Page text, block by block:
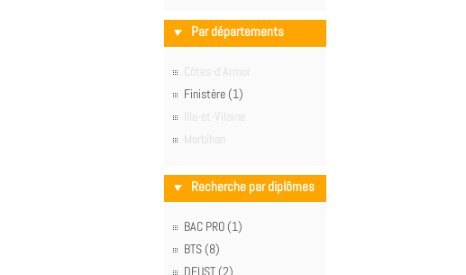
Par départements
Côtes-d'Armor
Finistère (1)
Ille-et-Vilaine
Morbihan
Recherche par diplômes
BAC PRO (1)
BTS (8)
DEUST (2)